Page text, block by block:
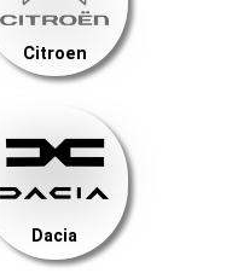
Citroen
Dacia